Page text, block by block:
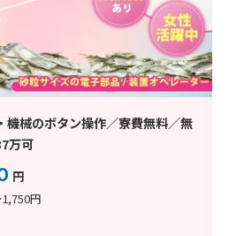
機械のボタン操作／寮費無料／無
万可
円
円